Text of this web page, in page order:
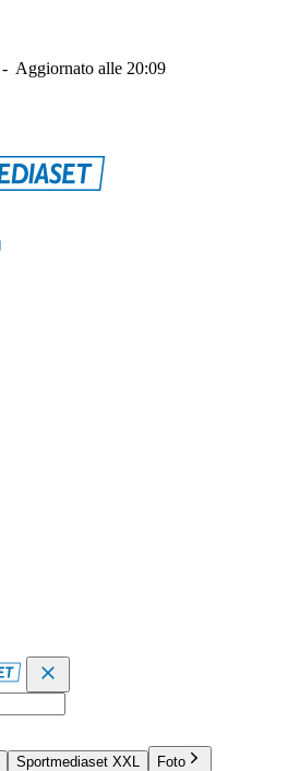
- Aggiornato alle 20:09
Sportmediaset XXL
Foto